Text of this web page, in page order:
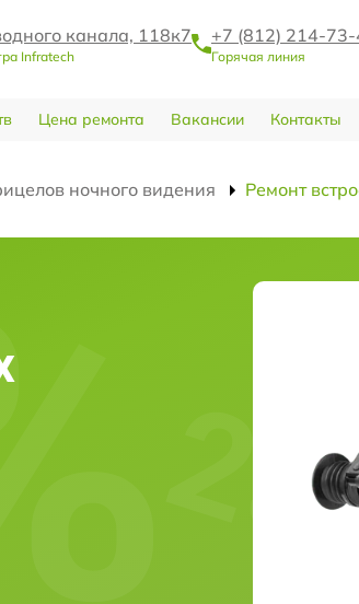
канала, 118к7
Infratech
+7 (812) 214-
Горячая линия
Цена ремонта Вакансии Контакты
ночного видения Ремонт